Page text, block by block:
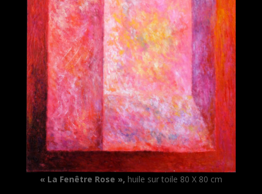
« La Fenêtre Rose », huile sur toile 80 X 80 cm